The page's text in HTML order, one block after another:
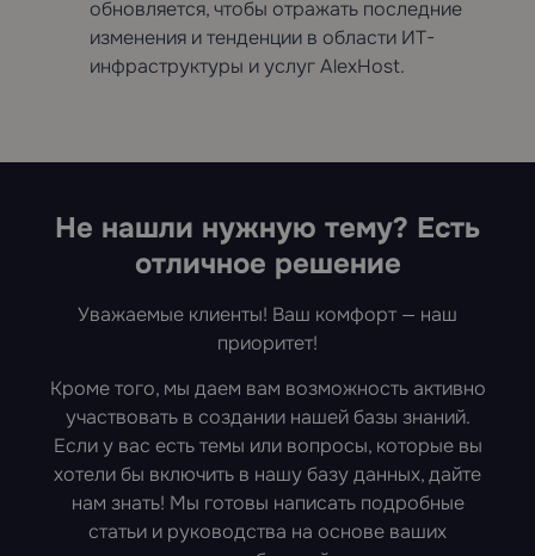
обновляется, чтобы отражать последние
изменения и тенденции в области ИТ-
инфраструктуры и услуг AlexHost.
Не нашли нужную тему? Есть
отличное решение
Уважаемые клиенты! Ваш комфорт — наш
приоритет!
Кроме того, мы даем вам возможность активно
участвовать в создании нашей базы знаний.
Если у вас есть темы или вопросы, которые вы
хотели бы включить в нашу базу данных, дайте
нам знать! Мы готовы написать подробные
статьи и руководства на основе ваших